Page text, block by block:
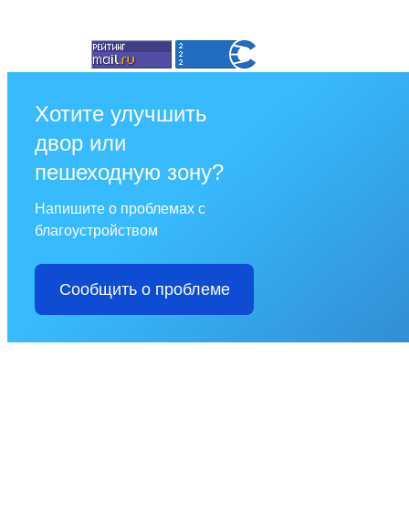
Хотите улучшить
двор или
пешеходную зону?
Напишите о проблемах с
благоустройством
Сообщить о проблеме